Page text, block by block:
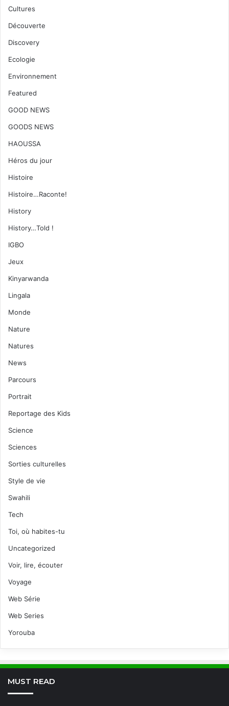
Cultures
Découverte
Discovery
Ecologie
Environnement
Featured
GOOD NEWS
GOODS NEWS
HAOUSSA
Héros du jour
Histoire
Histoire…Raconte!
History
History…Told !
IGBO
Jeux
Kinyarwanda
Lingala
Monde
Nature
Natures
News
Parcours
Portrait
Reportage des Kids
Science
Sciences
Sorties culturelles
Style de vie
Swahili
Tech
Toi, où habites-tu
Uncategorized
Voir, lire, écouter
Voyage
Web Série
Web Series
Yorouba
MUST READ